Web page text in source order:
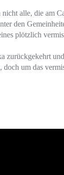
alle, die am
den
plötzlich
zurückgekehrt
um das